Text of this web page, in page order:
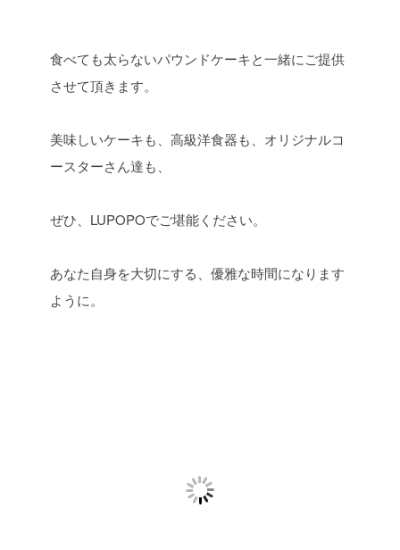
食べても太らないパウンドケーキと一緒にご提供
させて頂きます。
美味しいケーキも、高級洋食器も、オリジナルコ
ースターさん達も、
ぜひ、LUPOPOでご堪能ください。
あなた自身を大切にする、優雅な時間になります
ように。